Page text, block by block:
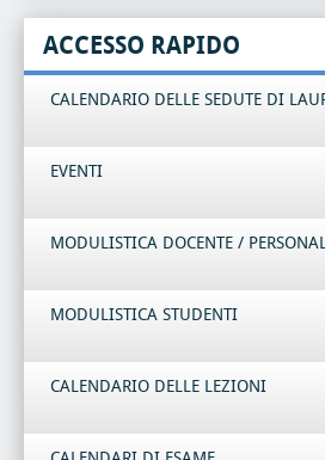
ACCESSO RAPIDO
CALENDARIO DELLE SEDUTE DI
EVENTI
MODULISTICA DOCENTE /
MODULISTICA STUDENTI
CALENDARIO DELLE LEZIONI